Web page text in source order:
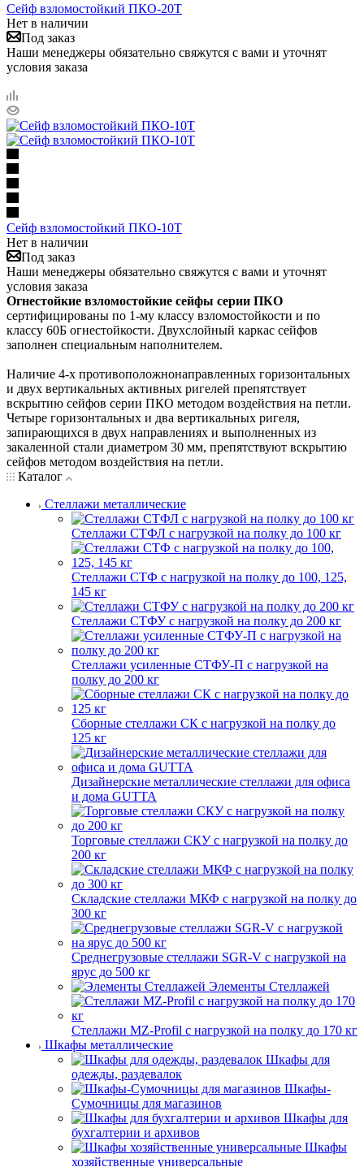
Сейф взломостойкий ПКО-20Т
Нет в наличии
Под заказ
Наши менеджеры обязательно свяжутся с вами и уточнят
условия заказа
Сейф взломостойкий ПКО-10Т
Нет в наличии
Под заказ
Наши менеджеры обязательно свяжутся с вами и уточнят
условия заказа
Огнестойкие взломостойкие сейфы серии ПКО
сертифицированы по 1-му классу взломостойкости и по
классу 60Б огнестойкости. Двухслойный каркас сейфов
заполнен специальным наполнителем.
Наличие 4-х противоположнонаправленных горизонтальных
и двух вертикальных активных ригелей препятствует
вскрытию сейфов серии ПКО методом воздействия на петли.
Четыре горизонтальных и два вертикальных ригеля,
запирающихся в двух направлениях и выполненных из
закаленной стали диаметром 30 мм, препятствуют вскрытию
сейфов методом воздействия на петли.
Каталог
Стеллажи металлические
Стеллажи СТФЛ с нагрузкой на полку до 100 кг
Стеллажи СТФ с нагрузкой на полку до 100, 125,
145 кг
Стеллажи СТФУ с нагрузкой на полку до 200 кг
Стеллажи усиленные СТФУ-П с нагрузкой на
полку до 200 кг
Сборные стеллажи СК с нагрузкой на полку до
125 кг
Дизайнерские металлические стеллажи для офиса
и дома GUTTA
Торговые стеллажи СКУ с нагрузкой на полку до
200 кг
Складские стеллажи МКФ с нагрузкой на полку до
300 кг
Среднегрузовые стеллажи SGR-V с нагрузкой на
ярус до 500 кг
Элементы Стеллажей
Стеллажи MZ-Profil с нагрузкой на полку до 170 кг
Шкафы металлические
Шкафы для
одежды, раздевалок
Шкафы-
Сумочницы для магазинов
Шкафы для
бухгалтерии и архивов
Шкафы
хозяйственные универсальные